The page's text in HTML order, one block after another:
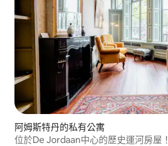
阿姆斯特丹的私有公寓
位於De Jordaan中心的歷史運河房屋！